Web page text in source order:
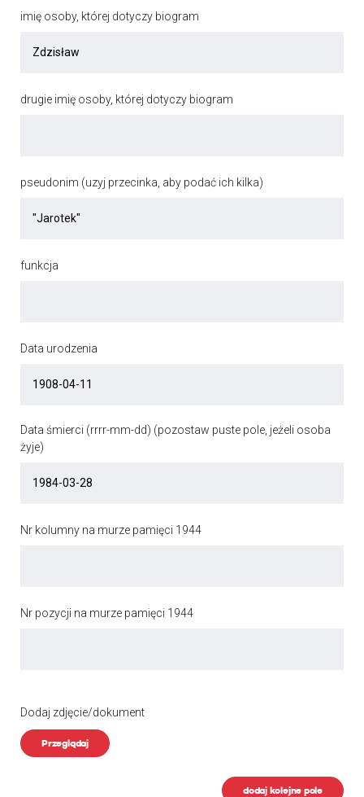
imię osoby, której dotyczy biogram
drugie imię osoby, której dotyczy biogram
pseudonim (uzyj przecinka, aby podać ich kilka)
funkcja
Data urodzenia
Data śmierci (rrrr-mm-dd) (pozostaw puste pole, jeżeli osoba
żyje)
Nr kolumny na murze pamięci 1944
Nr pozycji na murze pamięci 1944
Dodaj zdjęcie/dokument
Przeglądaj
dodaj kolejne pole